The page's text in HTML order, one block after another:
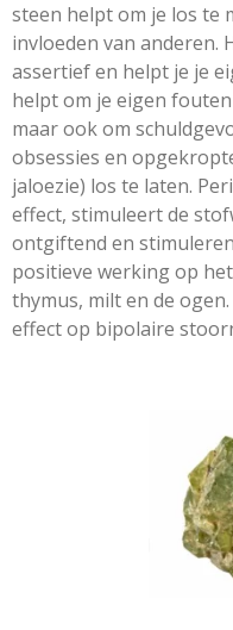
steen helpt om je los te
invloeden van anderen.
assertief en helpt je je
helpt om je eigen
maar ook om
obsessies en
jaloezie) los te laten.
effect, stimuleert de
ontgiftend en
positieve werking op
thymus, milt en de
effect op bipolaire